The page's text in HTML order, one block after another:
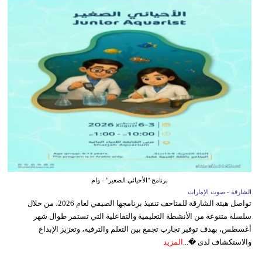
برنامج "الأحيائي الصغير" - وام
الشارقة - صوت الإمارات
تواصل هيئة الشارقة للمتاحف تنفيذ برنامجها الصيفي لعام 2026، من خلال
سلسلة متنوعة من الأنشطة التعليمية والتفاعلية التي تستمر طوال شهر
أغسطس، بهدف توفير تجارب تجمع بين التعلم والترفيه، وتعزيز الإبداع
والاستكشاف لدى �... المزيد